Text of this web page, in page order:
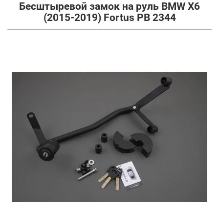
Бесштыревой замок на руль BMW X6
(2015-2019) Fortus PB 2344